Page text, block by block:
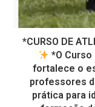
*CURSO DE
*O
fortalece o
professores
prática para